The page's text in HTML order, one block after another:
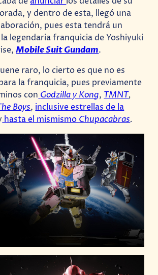
y dentro de esta, llegó una
pues esta tendrá un
legendaria franquicia de Yoshiyuki
Mobile Suit Gundam.
raro, lo cierto es que no es
la franquicia, pues previamente
con Godzilla y Kong, TMNT,
Boys, inclusive estrellas de la
hasta el mismismo Chupacabras.